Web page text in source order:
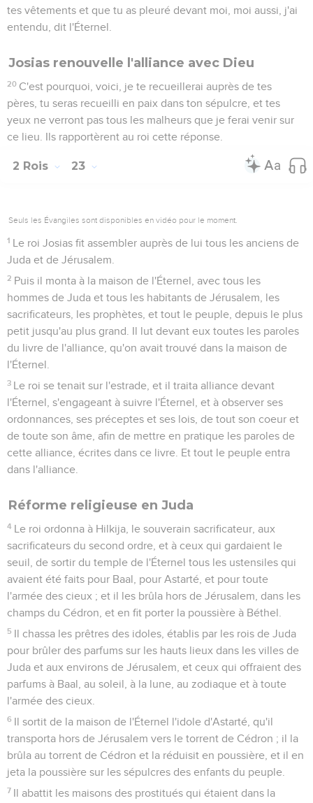
tes vêtements et que tu as pleuré devant moi, moi aussi, j'ai
entendu, dit l'Éternel.
Josias renouvelle l'alliance avec Dieu
20 C'est pourquoi, voici, je te recueillerai auprès de tes
pères, tu seras recueilli en paix dans ton sépulcre, et tes
yeux ne verront pas tous les malheurs que je ferai venir sur
ce lieu. Ils rapportèrent au roi cette réponse.
2 Rois 23
Seuls les Évangiles sont disponibles en vidéo pour le moment.
1 Le roi Josias fit assembler auprès de lui tous les anciens de
Juda et de Jérusalem.
2 Puis il monta à la maison de l'Éternel, avec tous les
hommes de Juda et tous les habitants de Jérusalem, les
sacrificateurs, les prophètes, et tout le peuple, depuis le plus
petit jusqu'au plus grand. Il lut devant eux toutes les paroles
du livre de l'alliance, qu'on avait trouvé dans la maison de
l'Éternel.
3 Le roi se tenait sur l'estrade, et il traita alliance devant
l'Éternel, s'engageant à suivre l'Éternel, et à observer ses
ordonnances, ses préceptes et ses lois, de tout son coeur et
de toute son âme, afin de mettre en pratique les paroles de
cette alliance, écrites dans ce livre. Et tout le peuple entra
dans l'alliance.
Réforme religieuse en Juda
4 Le roi ordonna à Hilkija, le souverain sacrificateur, aux
sacrificateurs du second ordre, et à ceux qui gardaient le
seuil, de sortir du temple de l'Éternel tous les ustensiles qui
avaient été faits pour Baal, pour Astarté, et pour toute
l'armée des cieux ; et il les brûla hors de Jérusalem, dans les
champs du Cédron, et en fit porter la poussière à Béthel.
5 Il chassa les prêtres des idoles, établis par les rois de Juda
pour brûler des parfums sur les hauts lieux dans les villes de
Juda et aux environs de Jérusalem, et ceux qui offraient des
parfums à Baal, au soleil, à la lune, au zodiaque et à toute
l'armée des cieux.
6 Il sortit de la maison de l'Éternel l'idole d'Astarté, qu'il
transporta hors de Jérusalem vers le torrent de Cédron ; il la
brûla au torrent de Cédron et la réduisit en poussière, et il en
jeta la poussière sur les sépulcres des enfants du peuple.
7 Il abattit les maisons des prostitués qui étaient dans la